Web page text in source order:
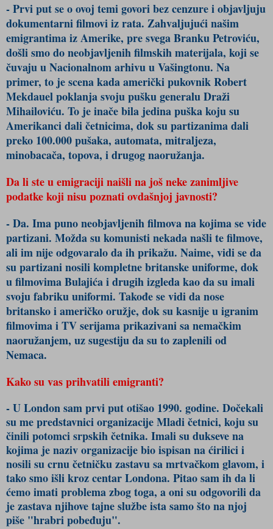
- Prvi put se o ovoj temi govori bez cenzure i objavljuju
dokumentarni filmovi iz rata. Zahvaljujući našim
emigrantima iz Amerike, pre svega Branku Petroviću,
došli smo do neobjavljenih filmskih materijala, koji se
čuvaju u Nacionalnom arhivu u Vašingtonu. Na
primer, to je scena kada američki pukovnik Robert
Mekdauel poklanja svoju pušku generalu Draži
Mihailoviću. To je inače bila jedina puška koju su
Amerikanci dali četnicima, dok su partizanima dali
preko 100.000 pušaka, automata, mitraljeza,
minobacača, topova, i drugog naoružanja.
Da li ste u emigraciji naišli na još neke zanimljive
podatke koji nisu poznati ovdašnjoj javnosti?
- Da. Ima puno neobjavljenih filmova na kojima se vide
partizani. Možda su komunisti nekada našli te filmove,
ali im nije odgovaralo da ih prikažu. Naime, vidi se da
su partizani nosili kompletne britanske uniforme, dok
u filmovima Bulajića i drugih izgleda kao da su imali
svoju fabriku uniformi. Takođe se vidi da nose
britansko i američko oružje, dok su kasnije u igranim
filmovima i TV serijama prikazivani sa nemačkim
naoružanjem, uz sugestiju da su to zaplenili od
Nemaca.
Kako su vas prihvatili emigranti?
- U London sam prvi put otišao 1990. godine. Dočekali
su me predstavnici organizacije Mladi četnici, koju su
činili potomci srpskih četnika. Imali su dukseve na
kojima je naziv organizacije bio ispisan na ćirilici i
nosili su crnu četničku zastavu sa mrtvačkom glavom, i
tako smo išli kroz centar Londona. Pitao sam ih da li
ćemo imati problema zbog toga, a oni su odgovorili da
je zastava njihove tajne službe ista samo što na njoj
piše "hrabri pobeđuju".